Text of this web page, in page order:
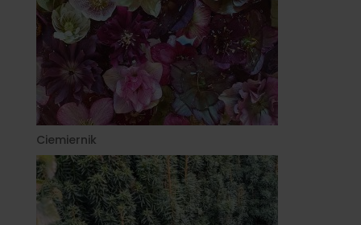
Ciemiernik